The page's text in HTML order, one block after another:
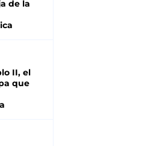
de la
II, el
que